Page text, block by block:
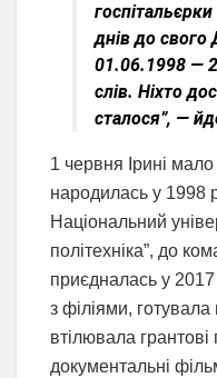
днів до
01.06.1998 —
слів. Ніхто
сталося”, —
1 червня Ірині
народилась у 1998
Національний
політехніка”, до
приєдналась у
з філіями, готувала
втілювала грантові
документальні